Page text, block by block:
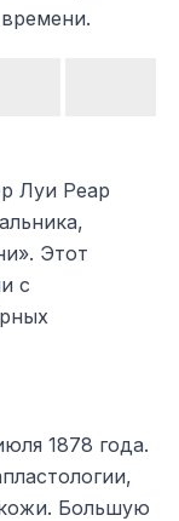
Луи Реар
Этот
с
1878 года.
Большую